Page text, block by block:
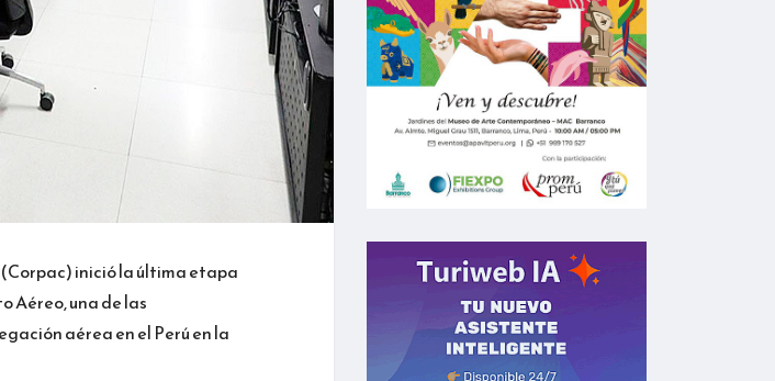
inició la última etapa
Aéreo, una de las
aérea en el Perú en la